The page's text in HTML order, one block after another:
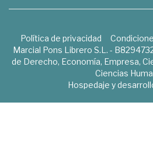
Política de privacidad
Marcial Pons Librero S.L. -
de Derecho, Economía, Empresa,
Ciencias
Hospedaje y